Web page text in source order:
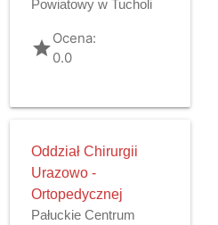
Powiatowy w Tucholi
gradeOcena:
0.0
Oddział Chirurgii
Urazowo -
Ortopedycznej
Pałuckie Centrum